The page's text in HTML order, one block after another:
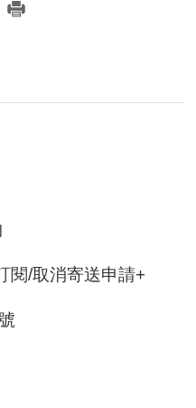
閱/取消寄送申請+